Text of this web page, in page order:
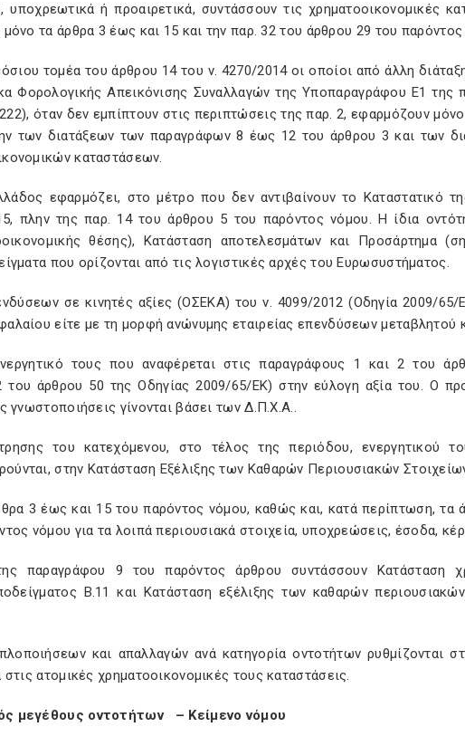
υποχρεωτικά ή προαιρετικά, συντάσσουν τις χρηματοοικονομικές
τα άρθρα 3 έως και 15 και την παρ. 32 του άρθρου 29 του παρόντος
τομέα του άρθρου 14 του ν. 4270/2014 οι οποίοι από άλλη
Φορολογικής Απεικόνισης Συναλλαγών της Υποπαραγράφου Ε1 της
όταν δεν εμπίπτουν στις περιπτώσεις της παρ. 2, εφαρμόζουν
των διατάξεων των παραγράφων 8 έως 12 του άρθρου 3 και των
καταστάσεων.
εφαρμόζει, στο μέτρο που δεν αντιβαίνουν το Καταστατικό
πλην της παρ. 14 του άρθρου 5 του παρόντος νόμου. Η ίδια
θέσης), Κατάσταση αποτελεσμάτων και Προσάρτημα
που ορίζονται από τις λογιστικές αρχές του Ευρωσυστήματος.
σε κινητές αξίες (ΟΣΕΚΑ) του ν. 4099/2012 (Οδηγία 2009/65/
είτε με τη μορφή ανώνυμης εταιρείας επενδύσεων
τους που αναφέρεται στις παραγράφους 1 και 2 του
του άρθρου 50 της Οδηγίας 2009/65/ΕΚ) στην εύλογη αξία του. Ο
γνωστοποιήσεις γίνονται βάσει των Δ.Π.Χ.Α..
του κατεχόμενου, στο τέλος της περιόδου, ενεργητικού
στην Κατάσταση Εξέλιξης των Καθαρών Περιουσιακών
3 έως και 15 του παρόντος νόμου, καθώς και, κατά περίπτωση, τα
νόμου για τα λοιπά περιουσιακά στοιχεία, υποχρεώσεις, έσοδα,
παραγράφου 9 του παρόντος άρθρου συντάσσουν Κατάσταση
Β.11 και Κατάσταση εξέλιξης των καθαρών
και απαλλαγών ανά κατηγορία οντοτήτων ρυθμίζονται
ατομικές χρηματοοικονομικές τους καταστάσεις.
μεγέθους οντοτήτων – Κείμενο νόμου